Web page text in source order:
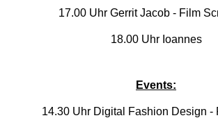
17.00 Uhr Gerrit Jacob - Film
18.00 Uhr Ioannes
Events:
14.30 Uhr Digital Fashion Design -